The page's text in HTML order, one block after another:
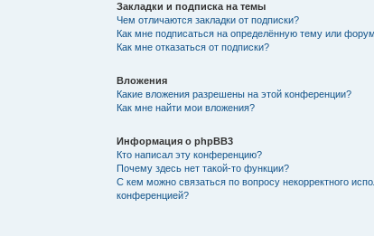
Закладки и подписка на темы
Чем отличаются закладки от подписки?
Как мне подписаться на определённую тему или
Как мне отказаться от подписки?
Вложения
Какие вложения разрешены на этой конференции?
Как мне найти мои вложения?
Информация о phpBB3
Кто написал эту конференцию?
Почему здесь нет такой-то функции?
С кем можно связаться по вопросу некорректного
конференцией?